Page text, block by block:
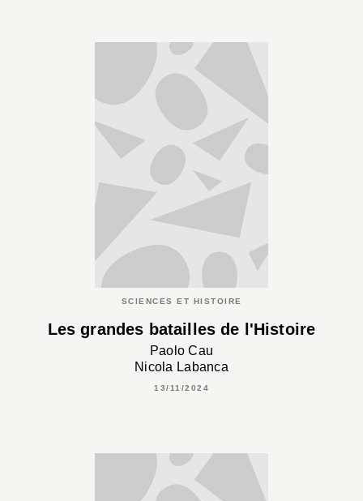
SCIENCES ET HISTOIRE
Les grandes batailles de l'Histoire
Paolo Cau
Nicola Labanca
13/11/2024